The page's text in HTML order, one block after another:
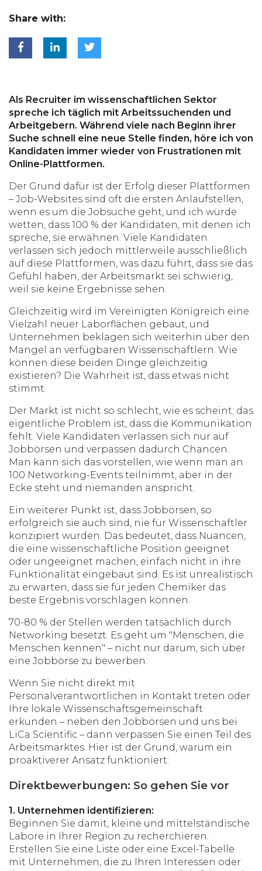
Share with:
Als Recruiter im wissenschaftlichen Sektor
spreche ich täglich mit Arbeitssuchenden und
Arbeitgebern. Während viele nach Beginn ihrer
Suche schnell eine neue Stelle finden, höre ich von
Kandidaten immer wieder von Frustrationen mit
Online-Plattformen.
Der Grund dafür ist der Erfolg dieser Plattformen
– Job-Websites sind oft die ersten Anlaufstellen,
wenn es um die Jobsuche geht, und ich würde
wetten, dass 100 % der Kandidaten, mit denen ich
spreche, sie erwähnen. Viele Kandidaten
verlassen sich jedoch mittlerweile ausschließlich
auf diese Plattformen, was dazu führt, dass sie das
Gefühl haben, der Arbeitsmarkt sei schwierig,
weil sie keine Ergebnisse sehen.
Gleichzeitig wird im Vereinigten Königreich eine
Vielzahl neuer Laborflächen gebaut, und
Unternehmen beklagen sich weiterhin über den
Mangel an verfügbaren Wissenschaftlern. Wie
können diese beiden Dinge gleichzeitig
existieren? Die Wahrheit ist, dass etwas nicht
stimmt.
Der Markt ist nicht so schlecht, wie es scheint; das
eigentliche Problem ist, dass die Kommunikation
fehlt. Viele Kandidaten verlassen sich nur auf
Jobbörsen und verpassen dadurch Chancen.
Man kann sich das vorstellen, wie wenn man an
100 Networking-Events teilnimmt, aber in der
Ecke steht und niemanden anspricht.
Ein weiterer Punkt ist, dass Jobbörsen, so
erfolgreich sie auch sind, nie für Wissenschaftler
konzipiert wurden. Das bedeutet, dass Nuancen,
die eine wissenschaftliche Position geeignet
oder ungeeignet machen, einfach nicht in ihre
Funktionalität eingebaut sind. Es ist unrealistisch
zu erwarten, dass sie für jeden Chemiker das
beste Ergebnis vorschlagen können.
70-80 % der Stellen werden tatsächlich durch
Networking besetzt. Es geht um "Menschen, die
Menschen kennen" – nicht nur darum, sich über
eine Jobbörse zu bewerben.
Wenn Sie nicht direkt mit
Personalverantwortlichen in Kontakt treten oder
Ihre lokale Wissenschaftsgemeinschaft
erkunden – neben den Jobbörsen und uns bei
LiCa Scientific – dann verpassen Sie einen Teil des
Arbeitsmarktes. Hier ist der Grund, warum ein
proaktiverer Ansatz funktioniert:
Direktbewerbungen: So gehen Sie vor
1. Unternehmen identifizieren:
Beginnen Sie damit, kleine und mittelständische
Labore in Ihrer Region zu recherchieren.
Erstellen Sie eine Liste oder eine Excel-Tabelle
mit Unternehmen, die zu Ihren Interessen oder